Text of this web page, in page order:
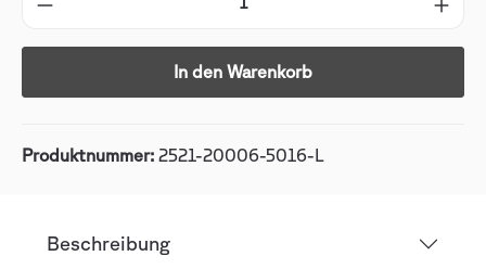
In den Warenkorb
Produktnummer: 2521-20006-5016-L
Beschreibung